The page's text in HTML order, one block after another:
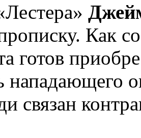
Как
готов
нападающего
связан